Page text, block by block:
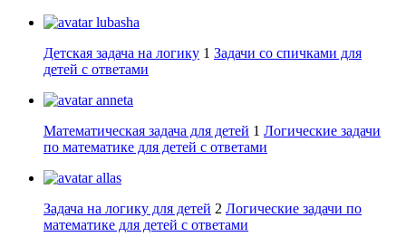
lubasha
Детская задача на логику 1 Задачи со спичками для
детей с ответами
anneta
Математическая задача для детей 1 Логические задачи
по математике для детей с ответами
allas
Задача на логику для детей 2 Логические задачи по
математике для детей с ответами